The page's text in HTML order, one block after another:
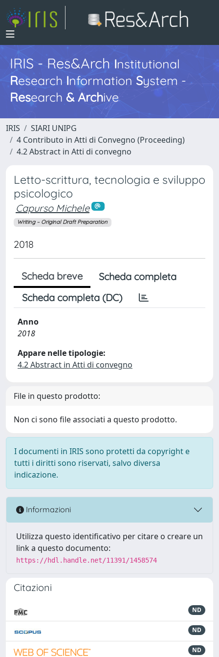
IRIS - Res&ArchInstitutional
Research InformationSystem -
Research & Archive
IRIS
SIARI UNIPG
4 Contributo in Atti di Convegno (Proceeding)
4.2 Abstract in Atti di convegno
Letto-scrittura, tecnologia e sviluppo
psicologico
Capurso Michele
Writing – Original Draft Preparation
2018
Scheda breve
Scheda completa
Scheda completa (DC)
Anno
2018
Appare nelle tipologie:
4.2 Abstract in Atti di convegno
File in questo prodotto:
Non ci sono file associati a questo prodotto.
I documenti in IRIS sono protetti da copyright e
tutti i diritti sono riservati, salvo diversa
indicazione.
Informazioni
Utilizza questo identificativo per citare o creare un
link a questo documento:
https://hdl.handle.net/11391/1458574
Citazioni
ND
ND
ND